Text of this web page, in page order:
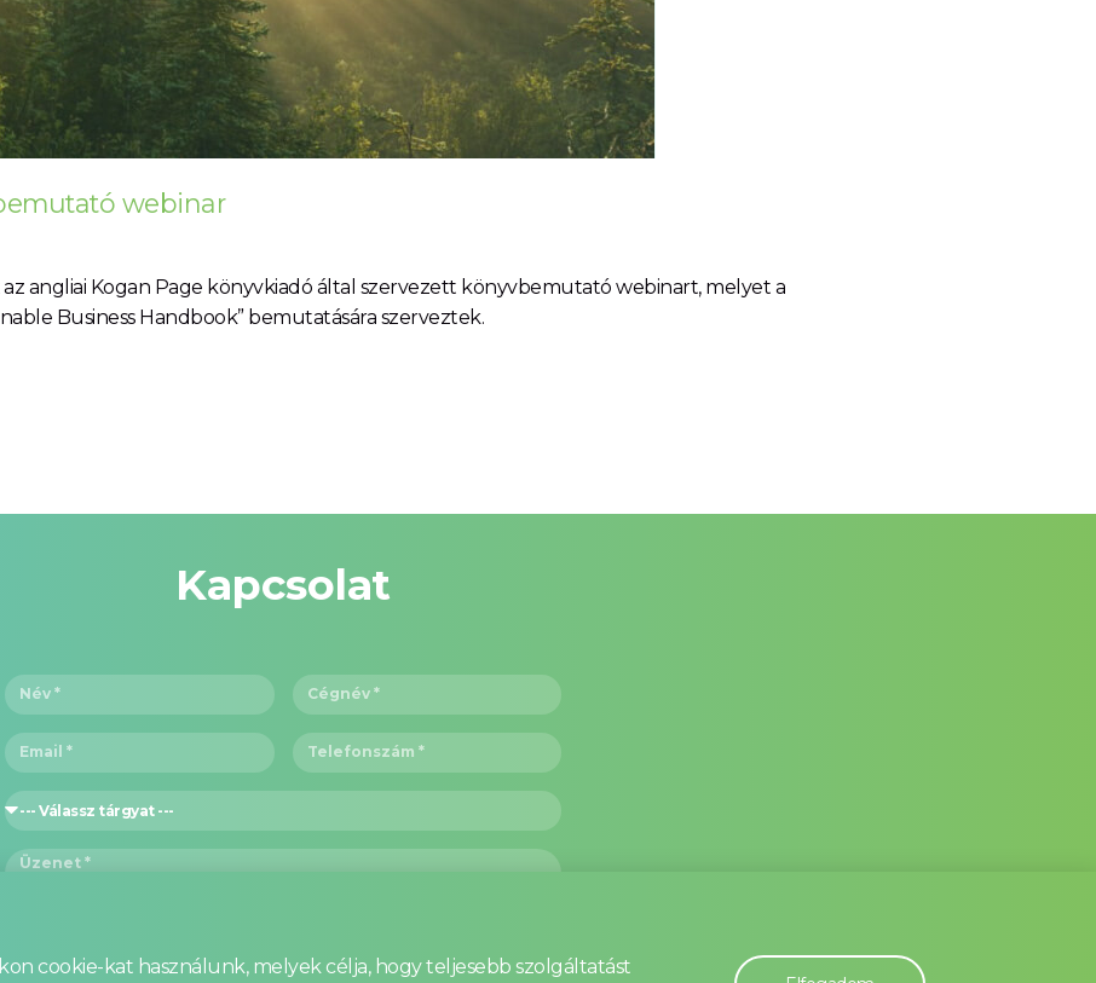
webinar
angliai Kogan Page könyvkiadó által szervezett könyvbemutató webinart, melyet a
Business Handbook” bemutatására szerveztek.
Kapcsolat
Elfogadom az Adatvédelmi Tájékoztatóban foglaltakat.
cookie-kat használunk, melyek célja, hogy teljesebb szolgáltatást